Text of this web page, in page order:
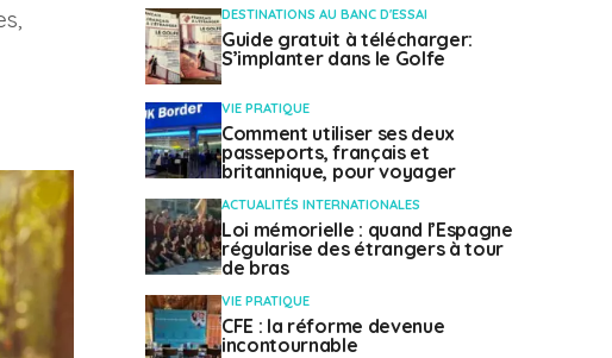
DESTINATIONS AU BANC D'ESSAI
Guide gratuit à télécharger:
S’implanter dans le Golfe
VIE PRATIQUE
Comment utiliser ses deux
passeports, français et
britannique, pour voyager
ACTUALITÉS INTERNATIONALES
Loi mémorielle : quand l’Espagne
régularise des étrangers à tour
de bras
VIE PRATIQUE
CFE : la réforme devenue
incontournable